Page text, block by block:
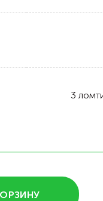
3